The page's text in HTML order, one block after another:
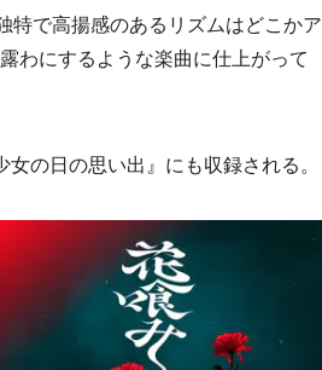
で高揚感のあるリズムはどこかア
わにするような楽曲に仕上がって
の日の思い出』にも収録される。